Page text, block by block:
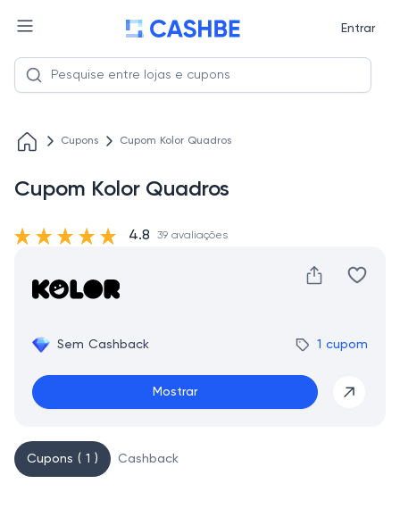
Entrar
Cupons Cupom Kolor Quadros
Cupom Kolor Quadros
Sem Cashback 1 cupom
Mostrar
4.8 39 avaliações
Cupons ( 1 ) Cashback